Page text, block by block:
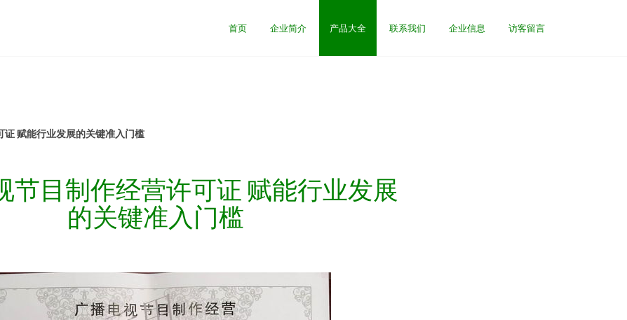
首页 企业简介 产品大全 联系我们 企业信息 访客留言
证 赋能行业发展的关键准入门槛
节目制作经营许可证 赋能行业发展
的关键准入门槛